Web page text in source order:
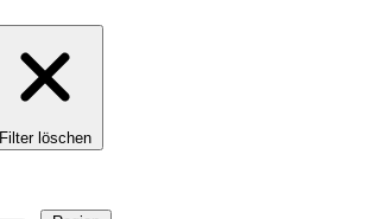
Filter löschen